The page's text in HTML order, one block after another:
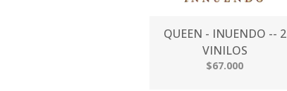
QUEEN - INUENDO -- 2
VINILOS
$67.000